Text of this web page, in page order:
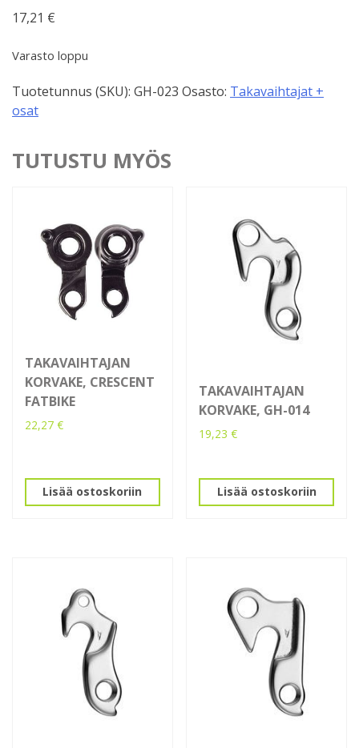
17,21 €
Varasto loppu
Tuotetunnus (SKU): GH-023 Osasto: Takavaihtajat +
osat
TUTUSTU MYÖS
TAKAVAIHTAJAN
KORVAKE, CRESCENT
FATBIKE
22,27 €
Lisää ostoskoriin
TAKAVAIHTAJAN
KORVAKE, GH-014
19,23€
Lisää ostoskoriin